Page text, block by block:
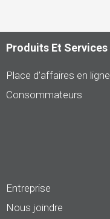
Produits Et Services
Place d’affaires en ligne
Consommateurs
Entreprise
Nous joindre